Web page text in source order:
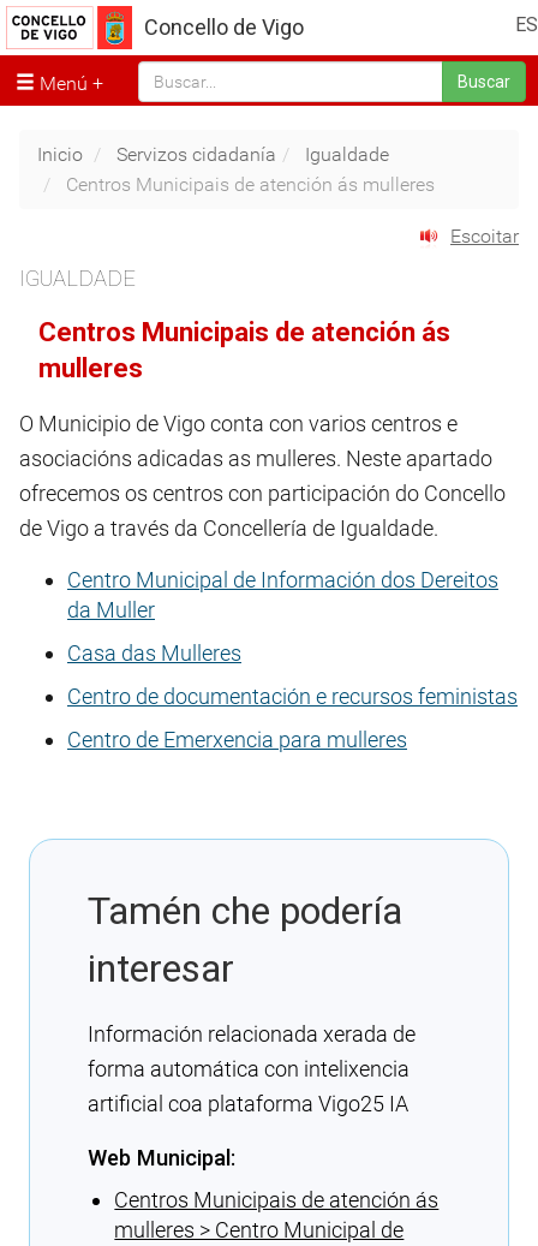
ES
Concello de Vigo
Menú Buscar
Inicio Servizos cidadanía
Igualdade
Centros Municipais de atención ás mulleres
Escoitar
IGUALDADE
Centros Municipais de atención ás
mulleres
O Municipio de Vigo conta con varios centros e
asociacións adicadas as mulleres. Neste apartado
ofrecemos os centros con participación do Concello
de Vigo a través da Concellería de Igualdade.
Centro Municipal de Información dos Dereitos
da Muller
Casa das Mulleres
Centro de documentación e recursos feministas
Centro de Emerxencia para mulleres
Tamén che podería
interesar
Información relacionada xerada de
forma automática con intelixencia
artificial coa plataforma Vigo25 IA
Web Municipal:
Centros Municipais de atención ás
mulleres > Centro Municipal de